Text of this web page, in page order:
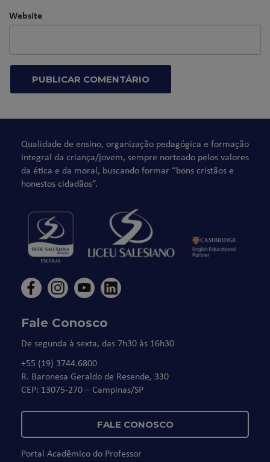
Website
Qualidade de ensino, organização pedagógica e formação
integral da criança/jovem, sempre norteado pelos valores
da ética e da moral, buscando formar “bons cristãos e
honestos cidadãos”.
Fale Conosco
De segunda à sexta, das 7h30 às 16h30
+55 (19) 3744.6800
R. Baronesa Geraldo de Resende, 330
CEP: 13075-270 – Campinas/SP
FALE CONOSCO
Portal Acadêmico do Professor